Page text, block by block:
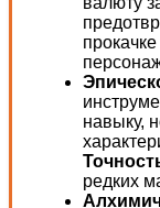
навыку,
редких